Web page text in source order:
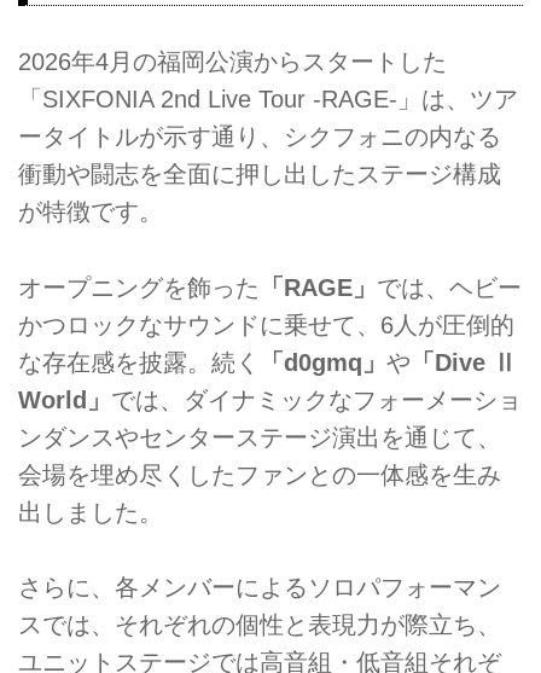
2026年4月の福岡公演からスタートした
「SIXFONIA 2nd Live Tour -RAGE-」は、ツア
ータイトルが示す通り、シクフォニの内なる
衝動や闘志を全面に押し出したステージ構成
が特徴です。
オープニングを飾った 「RAGE」 では、ヘビー
かつロックなサウンドに乗せて、6人が圧倒的
な存在感を披露。続く
「d0gmq」 や 「Dive Ⅱ
World」 では、ダイナミックなフォーメーショ
ンダンスやセンターステージ演出を通じて、
会場を埋め尽くしたファンとの一体感を生み
出しました。
さらに、各メンバーによるソロパフォーマン
スでは、それぞれの個性と表現力が際立ち、
ユニットステージでは高音組・低音組それぞ